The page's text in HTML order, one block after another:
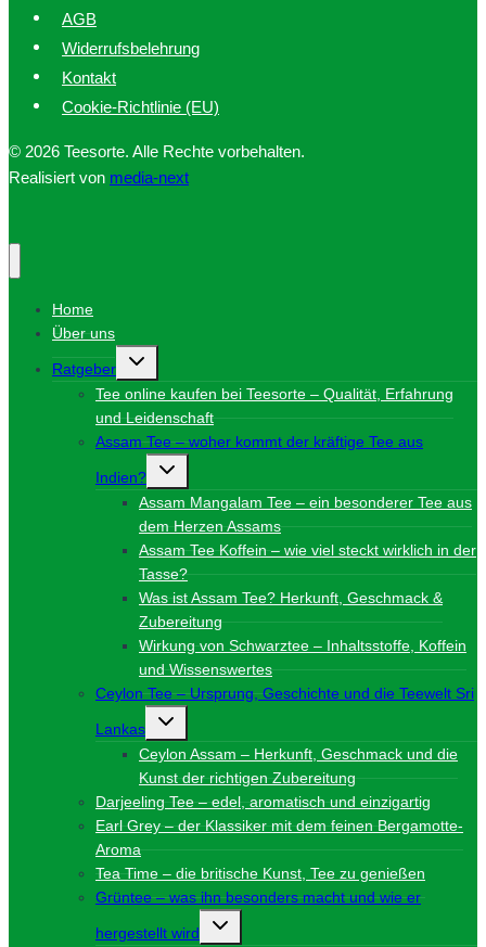
AGB
Widerrufsbelehrung
Kontakt
Cookie-Richtlinie (EU)
© 2026 Teesorte. Alle Rechte vorbehalten.
Realisiert von media-next
Home
Über uns
Ratgeber
Untermenü
Tee online kaufen bei Teesorte – Qualität, Erfahrung
und Leidenschaft
Assam Tee – woher kommt der kräftige Tee aus
Indien?
Untermenü
Assam Mangalam Tee – ein besonderer Tee aus
dem Herzen Assams
Assam Tee Koffein – wie viel steckt wirklich in der
Tasse?
Was ist Assam Tee? Herkunft, Geschmack &
Zubereitung
Wirkung von Schwarztee – Inhaltsstoffe, Koffein
und Wissenswertes
Ceylon Tee – Ursprung, Geschichte und die Teewelt Sri
Lankas
Untermenü
Ceylon Assam – Herkunft, Geschmack und die
Kunst der richtigen Zubereitung
Darjeeling Tee – edel, aromatisch und einzigartig
Earl Grey – der Klassiker mit dem feinen Bergamotte-
Aroma
Tea Time – die britische Kunst, Tee zu genießen
Grüntee – was ihn besonders macht und wie er
hergestellt wird
Untermenü